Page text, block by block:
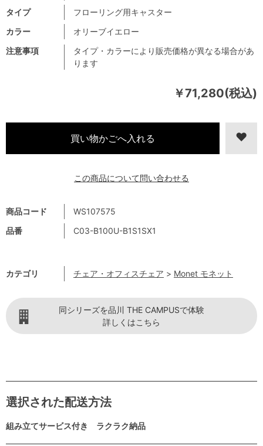
￥71,280(税込)
商品コード
WS107575
品番
C03-B100U-B1S1SX1
カテゴリ チェア・オフィスチェア > Monet モネット
注意事項
タイプ・カラーにより販売価格が異なる場合があ
ります
タイプ
フローリング用キャスター
カラー
オリーブイエロー
この商品について問い合わせる
同シリーズを品川 THE CAMPUSで体験
詳しくはこちら
選択された配送方法
組み立てサービス付き ラクラク納品